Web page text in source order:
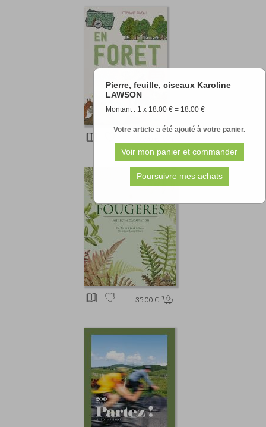
Pierre, feuille, ciseaux Karoline
LAWSON
Montant : 1 x 18.00 € = 18.00 €
Votre article a été ajouté à votre panier.
35.00 €